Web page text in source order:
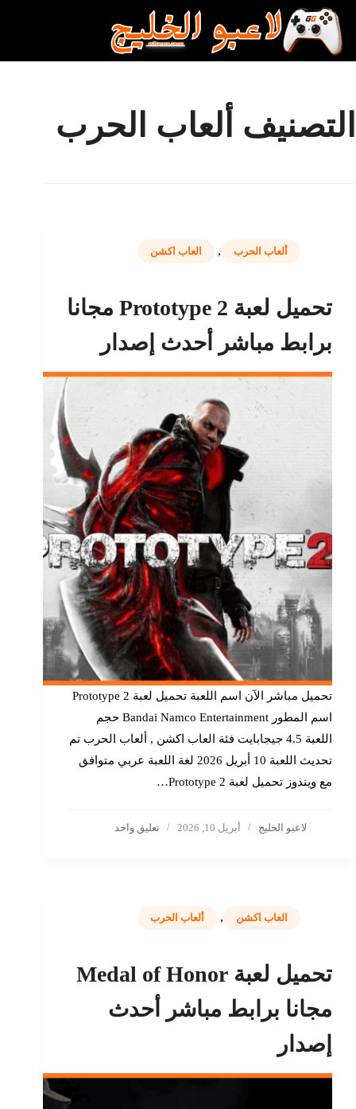
التجاوز
إلى
المحتوى
التصنيف ألعاب الحرب
ألعاب الحرب , العاب اكشن
تحميل لعبة Prototype 2 مجانا
برابط مباشر أحدث إصدار
تحميل مباشر الآن اسم اللعبة تحميل لعبة Prototype 2
اسم المطور Bandai Namco Entertainment حجم
اللعبة 4.5 جيجابايت فئة العاب اكشن , ألعاب الحرب تم
تحديث اللعبة 10 أبريل 2026 لغة اللعبة عربي متوافق
مع ويندوز تحميل لعبة Prototype 2…
لاعبو الخليج أبريل 10, 2026 تعليق واحد
العاب اكشن , ألعاب الحرب
تحميل لعبة Medal of Honor
مجانا برابط مباشر أحدث
إصدار